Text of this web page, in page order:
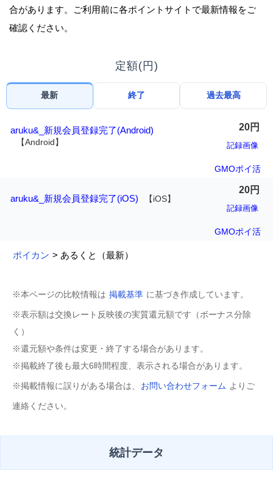
合があります。ご利用前に各ポイントサイトで最新情報をご
確認ください。
定額(円)
最新 終了 過去最高
aruku&_新規会員登録完了(Android)
【Android】
20円
記録画像
GMOポイ活
aruku&_新規会員登録完了(iOS) 【iOS】
20円
記録画像
GMOポイ活
ポイカン > あるくと（最新）
※本ページの比較情報は 掲載基準 に基づき作成しています。
※表示額は交換レート反映後の実質還元額です（ボーナス分除
く）
※還元額や条件は変更・終了する場合があります。
※掲載終了後も最大6時間程度、表示される場合があります。
※掲載情報に誤りがある場合は、 お問い合わせフォーム よりご
連絡ください。
統計データ